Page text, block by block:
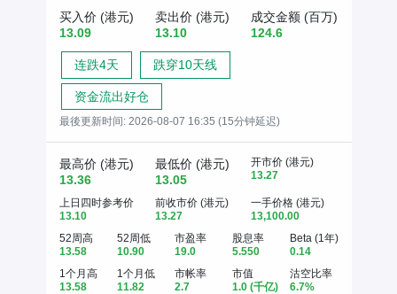
买入价 (港元)
13.09
卖出价 (港元)
13.10
成交金额 (百万)
124.6
连跌4天 跌穿10天线
资金流出好仓
最後更新时间: 2026-08-07 16:35 (15分钟延迟)
最高价 (港元)
13.36
最低价 (港元)
13.05
开市价 (港元)
13.27
上日四时参考价
13.10
前收市价 (港元)
13.27
一手价格 (港元)
13,100.00
52周高
13.58
52周低
10.90
市盈率
19.0
股息率
5.550
Beta (1年)
0.14
1个月高
13.58
1个月低
11.82
市帐率
2.7
市值
1.0 (千亿)
沽空比率
6.7%